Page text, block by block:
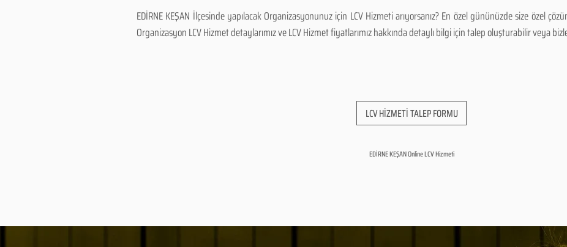
EDİRNE KEŞAN İlçesinde yapılacak Organizasyonunuz için LCV Hizmeti arıyorsanız? En özel gününüzde size özel
Organizasyon LCV Hizmet detaylarımız ve LCV Hizmet fiyatlarımız hakkında detaylı bilgi için talep oluşturabilir veya
LCV HİZMETİ TALEP FORMU
EDİRNE KEŞAN Online LCV Hizmeti